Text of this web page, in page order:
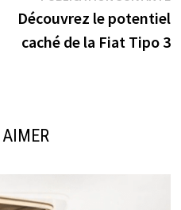
:
Découvrez le potentiel
caché de la Fiat Tipo 3